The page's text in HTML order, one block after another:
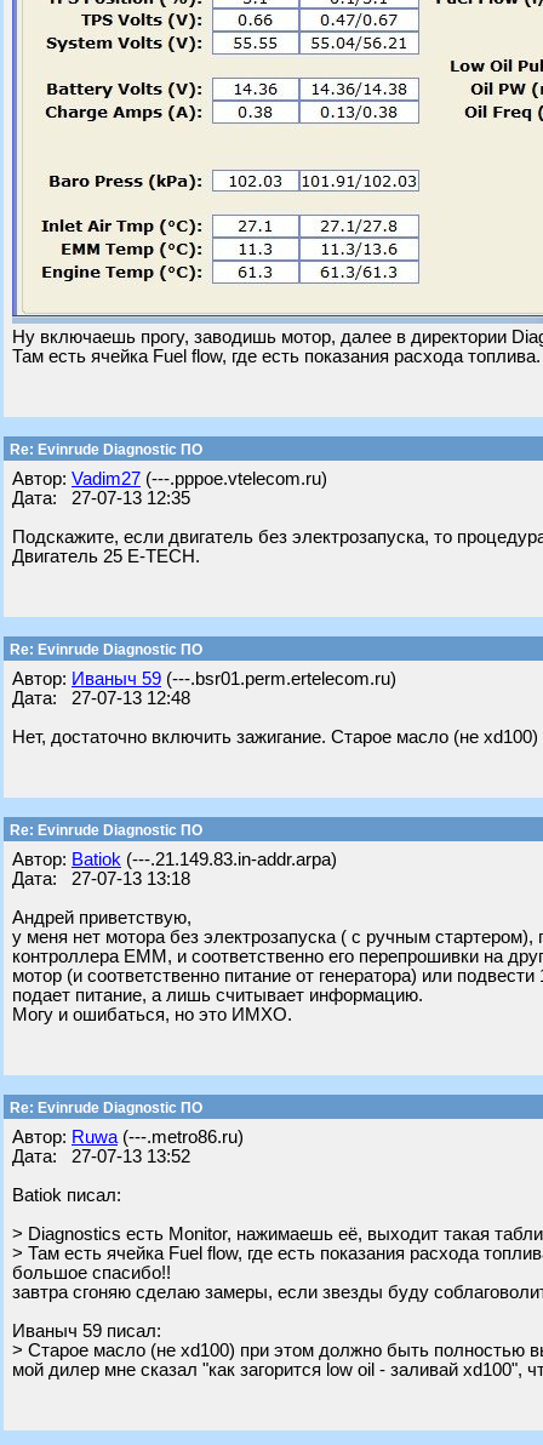
Ну включаешь прогу, заводишь мотор, далее в директории
Там есть ячейка Fuel flow, где есть показания расхода топлива.
Re: Evinrude Diagnostic ПО
Автор: Vadim27 (---.pppoe.vtelecom.ru)
Дата: 27-07-13 12:35
Подскажите, если двигатель без электрозапуска, то
Двигатель 25 E-TECH.
Re: Evinrude Diagnostic ПО
Автор: Ивaныч 59 (---.bsr01.perm.ertelecom.ru)
Дата: 27-07-13 12:48
Нет, достаточно включить зажигание. Старое масло (не
Re: Evinrude Diagnostic ПО
Автор: Batiok (---.21.149.83.in-addr.arpa)
Дата: 27-07-13 13:18
Андрей приветствую,
у меня нет мотора без электрозапуска ( с ручным
контроллера ЕММ, и соответственно его перепрошивки на
мотор (и соответственно питание от генератора) или
подает питание, а лишь считывает информацию.
Могу и ошибаться, но это ИМХО.
Re: Evinrude Diagnostic ПО
Автор: Ruwa (---.metro86.ru)
Дата: 27-07-13 13:52
Batiok писал:
> Diagnostics есть Monitor, нажимаешь её, выходит такая
> Там есть ячейка Fuel flow, где есть показания расхода
большое спасибо!!
завтра сгоняю сделаю замеры, если звезды буду
Ивaныч 59 писал:
> Старое масло (не xd100) при этом должно быть полностью
мой дилер мне сказал "как загорится low oil - заливай xd100",